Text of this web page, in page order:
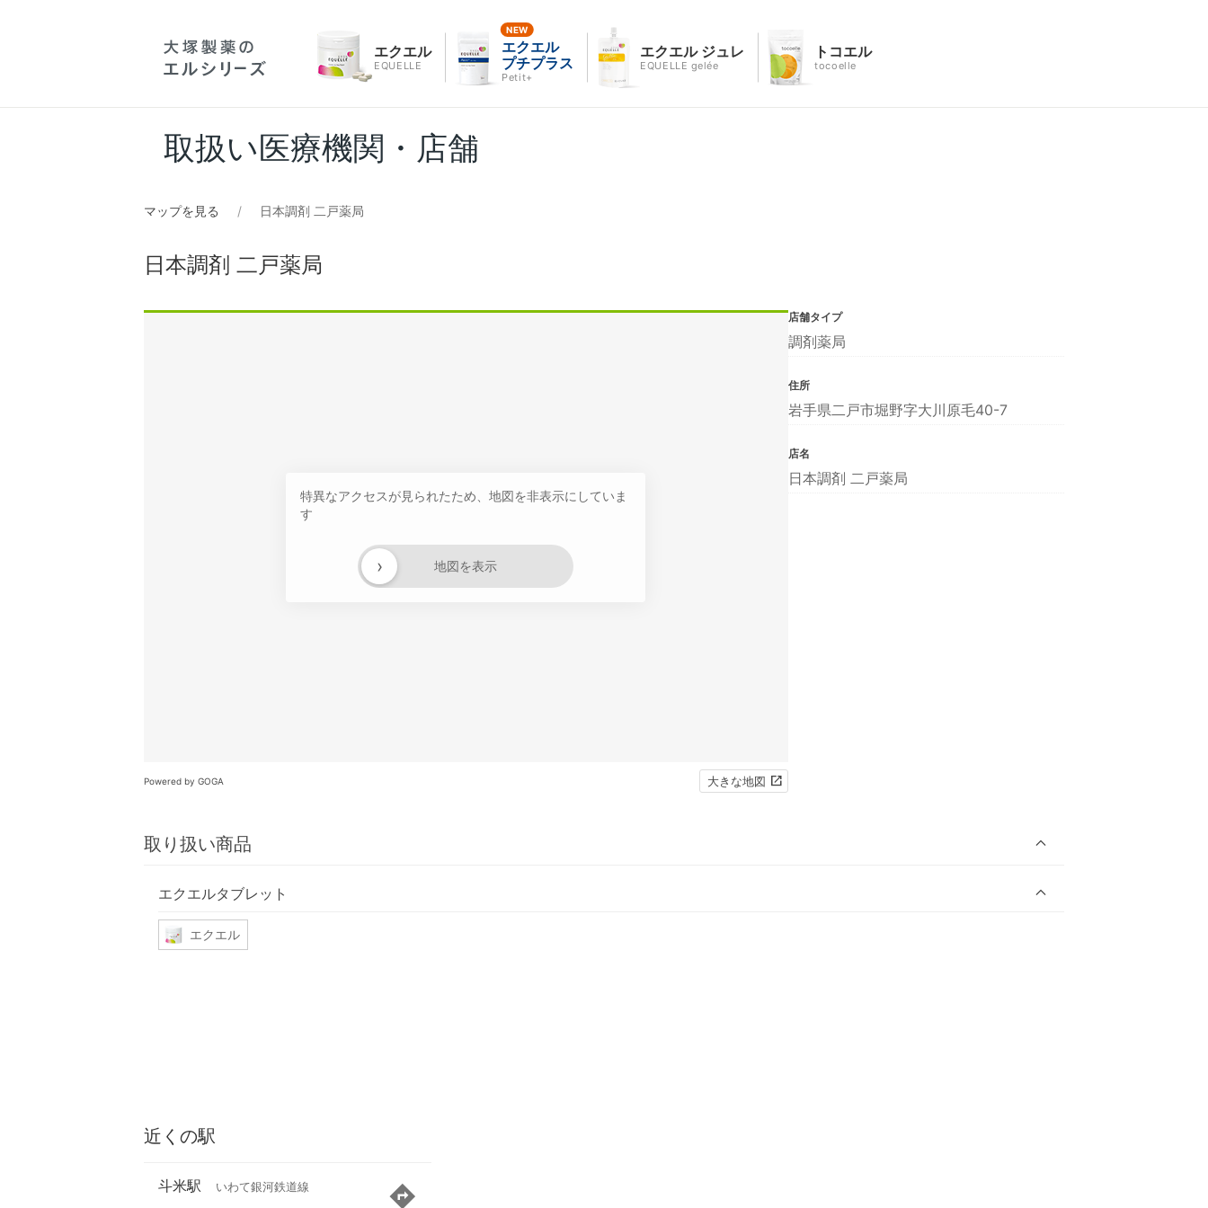
エクエル
EQUELLE
エクエル
プチプラス
Petit+
エクエル ジュレ
EQUELLE gelée
トコエル
tocoelle
取扱い医療機関・店舗
マップを見る 日本調剤 二戸薬局
日本調剤 二戸薬局
特異なアクセスが見られたため、地図を非表示にしていま
す
地図を表示
›
Powered by GOGA 大きな地図
取り扱い商品
エクエルタブレット
エクエル
店舗タイプ
調剤薬局
住所
岩手県二戸市堀野字大川原毛40-7
店名
日本調剤 二戸薬局
近くの駅
斗米駅 いわて銀河鉄道線